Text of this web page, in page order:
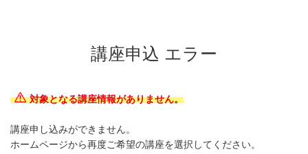
講座申込 エラー
対象となる講座情報がありません。
講座申し込みができません。
ホームページから再度ご希望の講座を選択してください。